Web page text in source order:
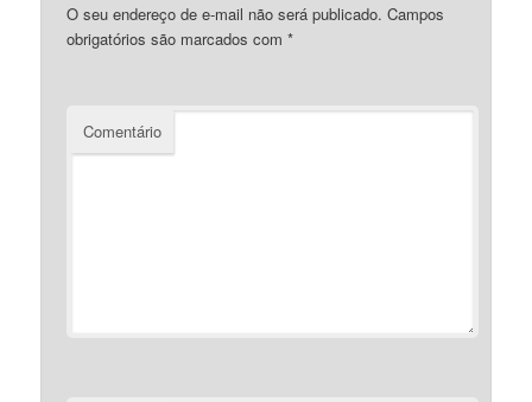
O seu endereço de e-mail não será publicado. Campos
obrigatórios são marcados com*
Comentário